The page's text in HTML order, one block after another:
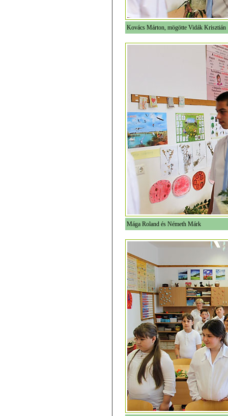
Kovács Márton, mögötte Vidák Krisztián
Mága Roland és Németh Márk